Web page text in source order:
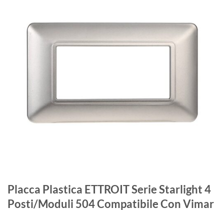
Placca Plastica ETTROIT Serie Starlight 4
Posti/Moduli 504 Compatibile Con Vimar